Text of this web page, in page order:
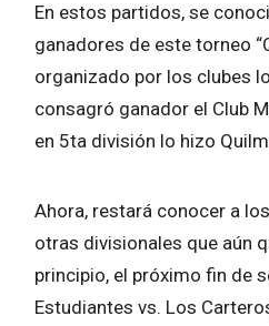
En estos partidos, se
ganadores de este torneo
organizado por los clubes
consagró ganador el Club
en 5ta división lo hizo
Ahora, restará conocer a
otras divisionales que aún
principio, el próximo fin de
Estudiantes vs. Los